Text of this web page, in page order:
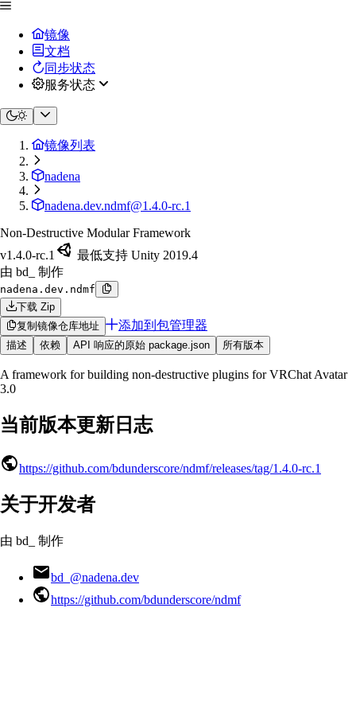
镜像
文档
同步状态
服务状态
镜像列表
nadena
nadena.dev.ndmf@1.4.0-rc.1
Non-Destructive Modular Framework
v1.4.0-rc.1
最低支持 Unity 2019.4
由 bd_ 制作
nadena.dev.ndmf
下载 Zip
复制镜像仓库地址
添加到包管理器
描述 依赖 API 响应的原始 package.json 所有版本
A framework for building non-destructive plugins for VRChat Avatar
3.0
当前版本更新日志
https://github.com/bdunderscore/ndmf/releases/tag/1.4.0-rc.1
关于开发者
由 bd_ 制作
bd_@nadena.dev
https://github.com/bdunderscore/ndmf